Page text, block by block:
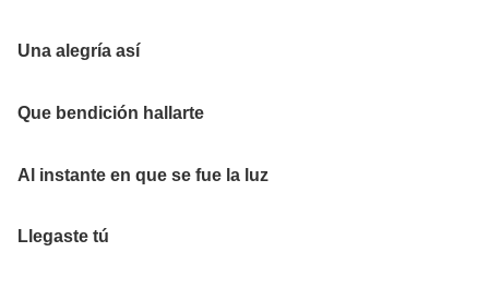
Una alegría así
Que bendición hallarte
Al instante en que se fue la luz
Llegaste tú